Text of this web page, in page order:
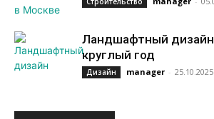
Ландшафтный
круглый год
Дизайн manager - 25.10.2025